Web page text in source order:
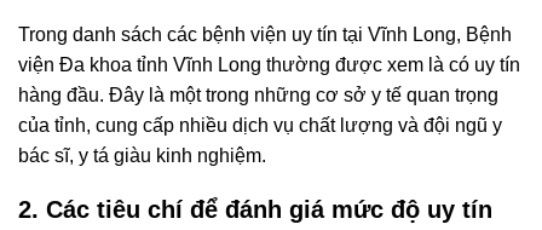
Trong danh sách các bệnh viện uy tín tại Vĩnh Long, Bệnh
viện Đa khoa tỉnh Vĩnh Long thường được xem là có uy tín
hàng đầu. Đây là một trong những cơ sở y tế quan trọng
của tỉnh, cung cấp nhiều dịch vụ chất lượng và đội ngũ y
bác sĩ, y tá giàu kinh nghiệm.
2. Các tiêu chí để đánh giá mức độ uy tín